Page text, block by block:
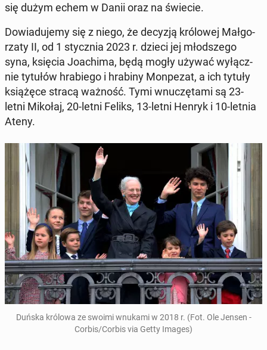
się dużym echem w Danii oraz na świecie.
Do­wia­du­je­my się z niego, że decyzją kró­lo­wej Mał­go­
rza­ty II, od 1 stycz­nia 2023 r. dzieci jej młod­sze­go
syna, księcia Jo­achi­ma, będą mogły używać wy­łącz­
nie tytułów hra­bie­go i hrabiny Mon­pe­zat, a ich tytuły
ksią­żę­ce stracą ważność. Tymi wnu­czę­ta­mi są 23-
letni Mikołaj, 20-letni Feliks, 13-letni Henryk i 10-letnia
Ateny.
Duńska królowa ze swoimi wnukami w 2018 r. (Fot. Ole Jensen -
Corbis/Corbis via Getty Images)